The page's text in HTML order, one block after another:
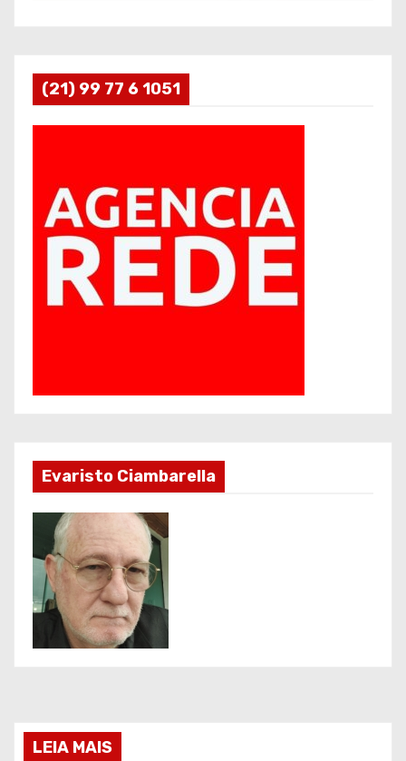
(21) 99 77 6 1051
Evaristo Ciambarella
LEIA MAIS